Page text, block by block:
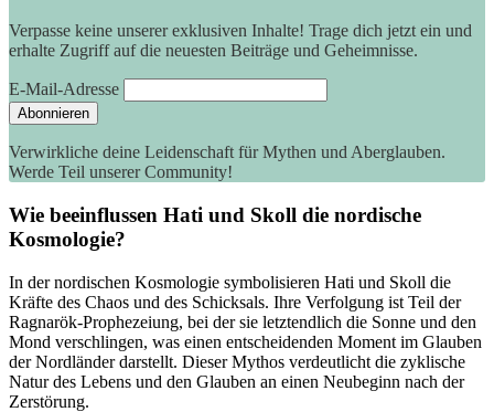
Verpasse keine unserer exklusiven Inhalte! Trage dich jetzt ein und
erhalte Zugriff auf die neuesten Beiträge und Geheimnisse.
E-Mail-Adresse
Verwirkliche deine Leidenschaft für Mythen und Aberglauben.
Werde Teil unserer Community!
Wie ⁢beeinflussen Hati und Skoll die nordische
Kosmologie?
In der nordischen Kosmologie symbolisieren Hati und Skoll die
Kräfte des Chaos ‍und ⁢des Schicksals. Ihre Verfolgung ist ​Teil​ der
Ragnarök-Prophezeiung, ⁢bei der ‌sie ‌letztendlich die Sonne und den
Mond⁢ verschlingen, was einen ​entscheidenden Moment im Glauben
der Nordländer darstellt. Dieser Mythos verdeutlicht die zyklische
Natur des Lebens und den Glauben an ‍einen Neubeginn nach​ der
Zerstörung.